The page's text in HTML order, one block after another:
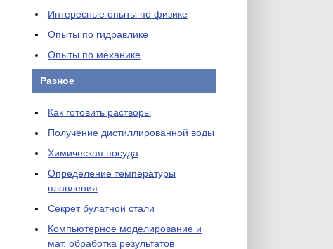
Интересные опыты по физике
Опыты по гидравлике
Опыты по механике
Разное
Как готовить растворы
Получение дистиллированной воды
Химическая посуда
Определение температуры
плавления
Секрет булатной стали
Компьютерное моделирование и
мат. обработка результатов